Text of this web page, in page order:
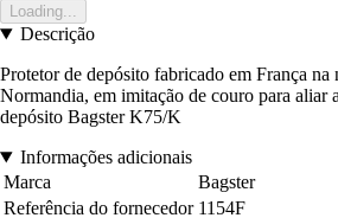
Loading...
Descrição
Protetor de depósito fabricado em França na
Normandia, em imitação de couro para aliar
depósito Bagster K75/K
Informações adicionais
Marca
Bagster
Referência do fornecedor 1154F